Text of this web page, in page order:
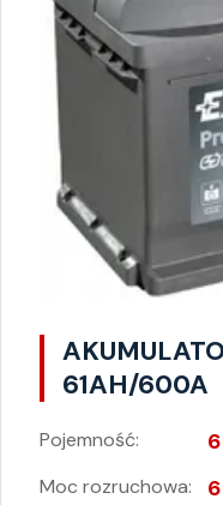
61AH/600A
Pojemność:
Moc rozruchowa: